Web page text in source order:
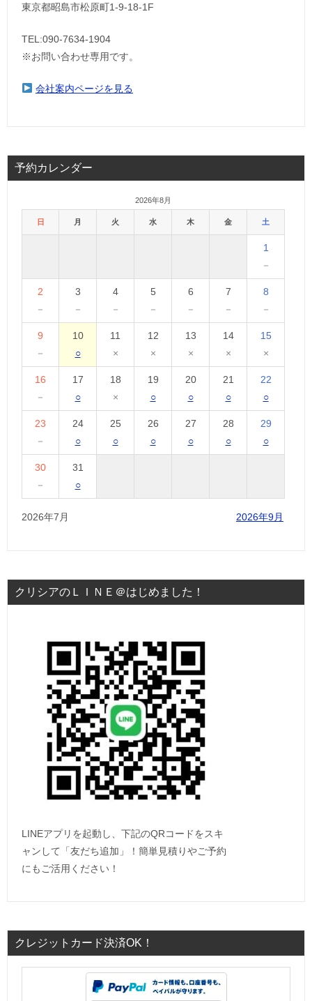
東京都昭島市松原町1-9‐18‐1F
TEL:090-7634-1904
※お問い合わせ専用です。
会社案内ページを見る
予約カレンダー
2026年8月
日 月 火 水 木 金 土
1
－
2
－
3
－
4
－
5
－
6
－
7
－
8
－
9
－
10
○
11
×
12
×
13
×
14
×
15
×
16
－
17
○
18
×
19
○
20
○
21
○
22
○
23
－
24
○
25
○
26
○
27
○
28
○
29
○
30
－
31
○
2026年7月 2026年9月
クリシアのＬＩＮＥ＠はじめました！
LINEアプリを起動し、下記のQRコードをスキ
ャンして「友だち追加」！簡単見積りやご予約
にもご活用ください！
クレジットカード決済OK！